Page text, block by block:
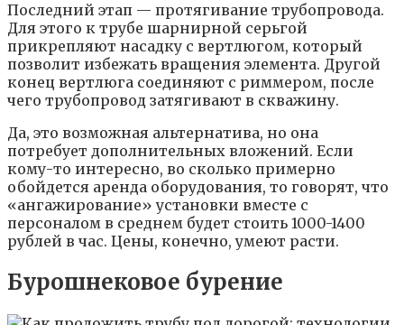
Последний этап — протягивание трубопровода.
Для этого к трубе шарнирной серьгой
прикрепляют насадку с вертлюгом, который
позволит избежать вращения элемента. Другой
конец вертлюга соединяют с риммером, после
чего трубопровод затягивают в скважину.
Да, это возможная альтернатива, но она
потребует дополнительных вложений. Если
кому-то интересно, во сколько примерно
обойдется аренда оборудования, то говорят, что
«ангажирование» установки вместе с
персоналом в среднем будет стоить 1000-1400
рублей в час. Цены, конечно, умеют расти.
Бурошнековое бурение